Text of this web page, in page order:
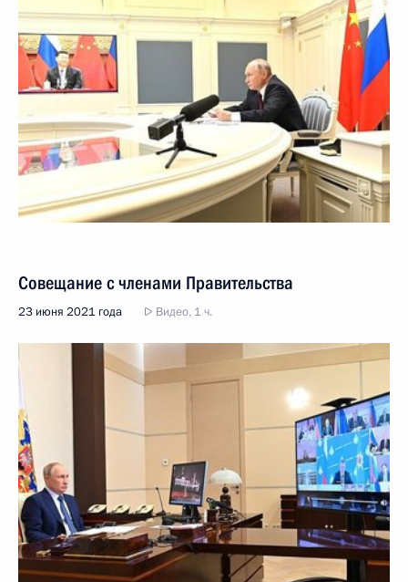
Совещание с членами Правительства
23 июня 2021 года Видео, 1 ч.